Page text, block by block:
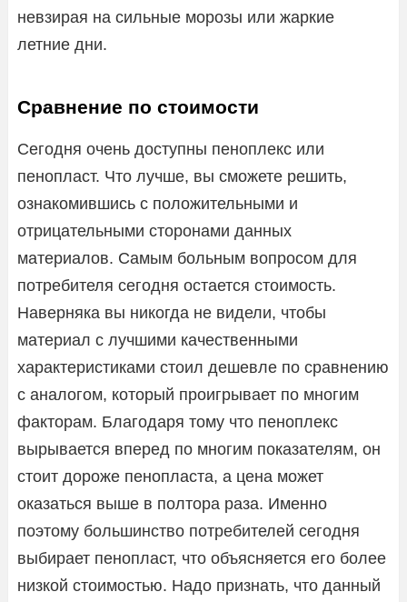
невзирая на сильные морозы или жаркие
летние дни.
Сравнение по стоимости
Сегодня очень доступны пеноплекс или
пенопласт. Что лучше, вы сможете решить,
ознакомившись с положительными и
отрицательными сторонами данных
материалов. Самым больным вопросом для
потребителя сегодня остается стоимость.
Наверняка вы никогда не видели, чтобы
материал с лучшими качественными
характеристиками стоил дешевле по сравнению
с аналогом, который проигрывает по многим
факторам. Благодаря тому что пеноплекс
вырывается вперед по многим показателям, он
стоит дороже пенопласта, а цена может
оказаться выше в полтора раза. Именно
поэтому большинство потребителей сегодня
выбирает пенопласт, что объясняется его более
низкой стоимостью. Надо признать, что данный